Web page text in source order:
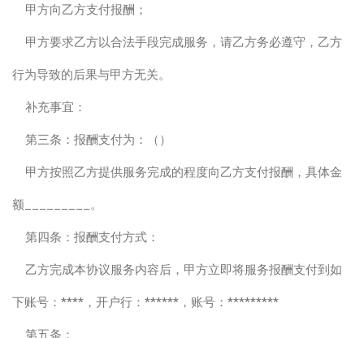
甲方向乙方支付报酬；
甲方要求乙方以合法手段完成服务，请乙方务必遵守，乙方
行为导致的后果与甲方无关。
补充事宜：
第三条：报酬支付为：（）
甲方按照乙方提供服务完成的程度向乙方支付报酬，具体金
额_________。
第四条：报酬支付方式：
乙方完成本协议服务内容后，甲方立即将服务报酬支付到如
下账号：****，开户行：******，账号：*********
第五条：